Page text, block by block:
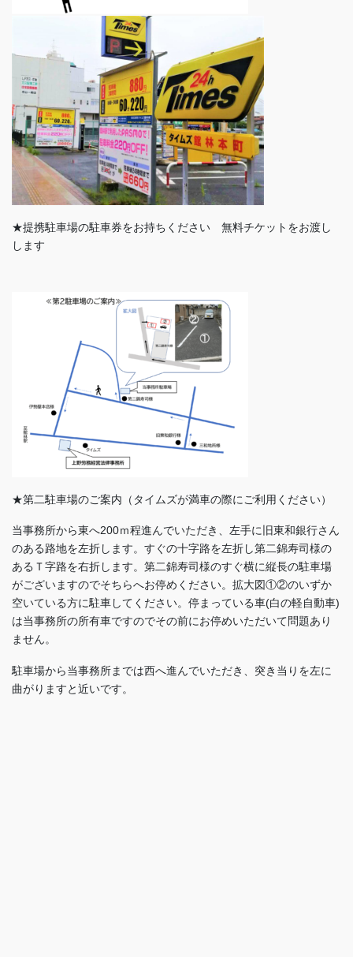
★提携駐車場の駐車券をお持ちください 無料チケットをお渡し
します
★第二駐車場のご案内（タイムズが満車の際にご利用ください）
当事務所から東へ200ｍ程進んでいただき、左手に旧東和銀行さん
のある路地を左折します。すぐの十字路を左折し第二錦寿司様の
あるＴ字路を右折します。第二錦寿司様のすぐ横に縦長の駐車場
がございますのでそちらへお停めください。拡大図①②のいずか
空いている方に駐車してください。停まっている車(白の軽自動車)
は当事務所の所有車ですのでその前にお停めいただいて問題あり
ません。
駐車場から当事務所までは西へ進んでいただき、突き当りを左に
曲がりますと近いです。